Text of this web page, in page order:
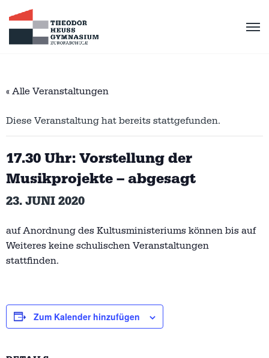
« Alle Veranstaltungen
Diese Veranstaltung hat bereits stattgefunden.
17.30 Uhr: Vorstellung der
Musikprojekte – abgesagt
23. JUNI 2020
auf Anordnung des Kultusministeriums können bis auf
Weiteres keine schulischen Veranstaltungen
stattfinden.
Zum Kalender hinzufügen